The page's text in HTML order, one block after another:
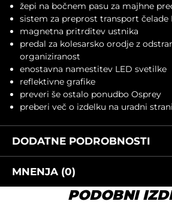
žepi na bočnem pasu za majhne
sistem za preprost transport
magnetna pritrditev ustnika
predal za kolesarsko orodje z
organiziranost
enostavna namestitev LED svetilke
reflektivne grafike
preveri še ostalo ponudbo Osprey
preberi več o izdelku na uradni
DODATNE PODROBNOSTI
MNENJA (0)
PODOBNI